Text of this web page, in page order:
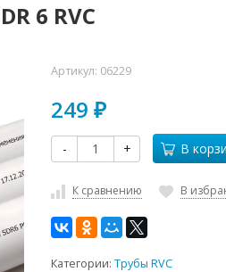
6 RVC
Артикул: 06229
249₽
- + В
К сравнению В
Категории:Трубы RVC